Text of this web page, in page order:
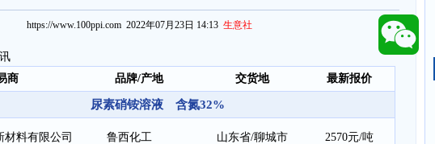
https://www.100ppi.com 2022年07月23日 14:13 生意社
商
品牌/产地 交货地 最新报价
尿素硝铵溶液 含氮32%
材料有限公司 鲁西化工 山东省/聊城市 2570元/吨